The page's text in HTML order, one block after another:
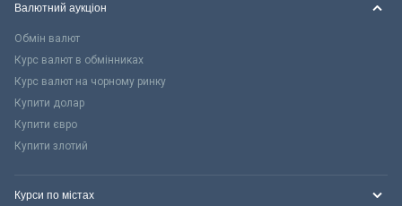
Валютний аукціон
Обмін валют
Курс валют в обмінниках
Курс валют на чорному ринку
Купити долар
Купити євро
Купити злотий
Курси по містах